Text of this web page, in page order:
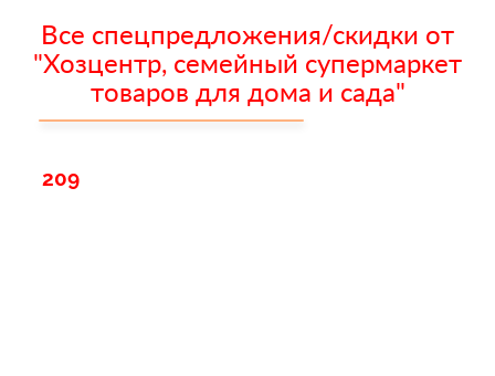
Все спецпредложения/скидки от
"Хозцентр, семейный супермаркет
товаров для дома и сада"
209